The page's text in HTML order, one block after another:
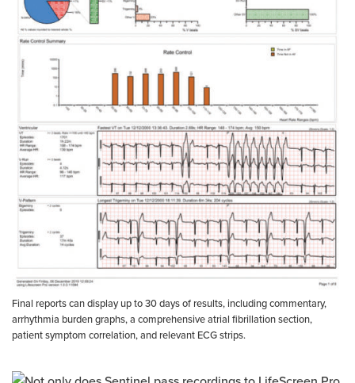
Final reports can display up to 30 days of results, including commentary,
arrhythmia burden graphs, a comprehensive atrial fibrillation section,
patient symptom correlation, and relevant ECG strips.